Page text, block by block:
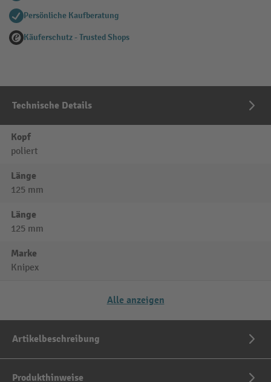
Persönliche Kaufberatung
Käuferschutz - Trusted Shops
Technische Details
Kopf
poliert
Länge
125 mm
Länge
125 mm
Marke
Knipex
Alle anzeigen
Artikelbeschreibung
Produkthinweise